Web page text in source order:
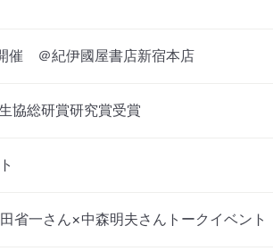
催 ＠紀伊國屋書店新宿本店
協総研賞研究賞受賞
省一さん×中森明夫さんトークイベント